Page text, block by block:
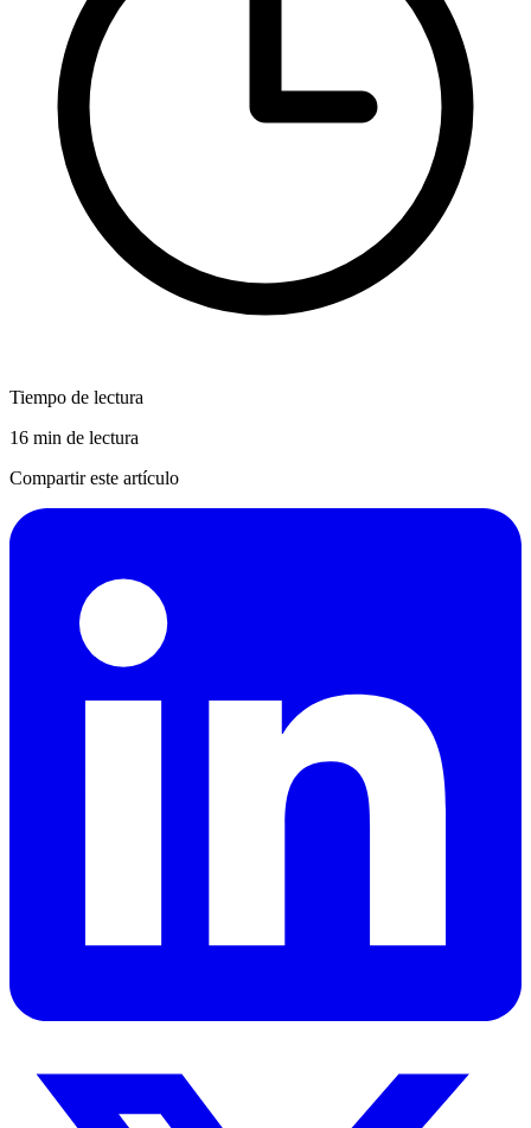
Tiempo de lectura
16 min de lectura
Compartir este artículo